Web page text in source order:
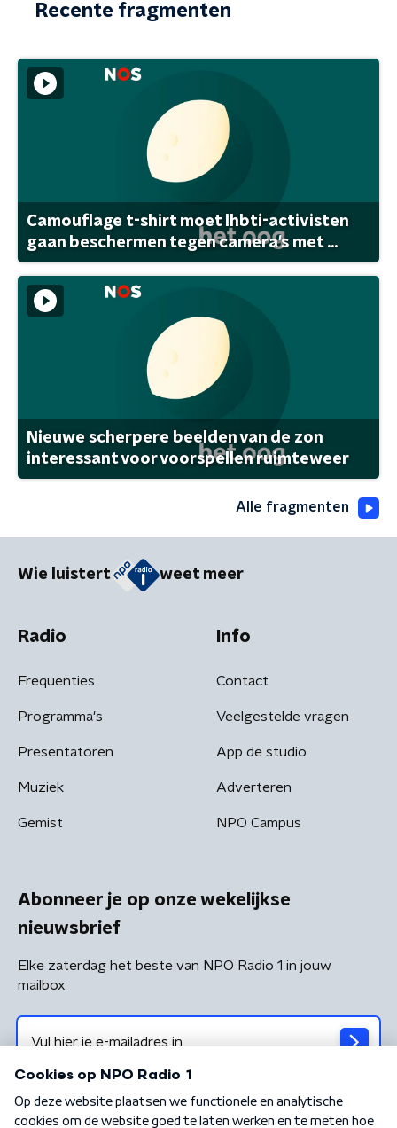
Recente fragmenten
Camouflage t-shirt moet lhbti-activisten
gaan beschermen tegen camera's met ...
Nieuwe scherpere beelden van de zon
interessant voor voorspellen ruimteweer
Alle fragmenten
Wie luistert weet meer
Radio
Frequenties
Programma's
Presentatoren
Muziek
Gemist
Info
Contact
Veelgestelde vragen
App de studio
Adverteren
NPO Campus
Abonneer je op onze wekelijkse
nieuwsbrief
Elke zaterdag het beste van NPO Radio 1 in jouw
mailbox